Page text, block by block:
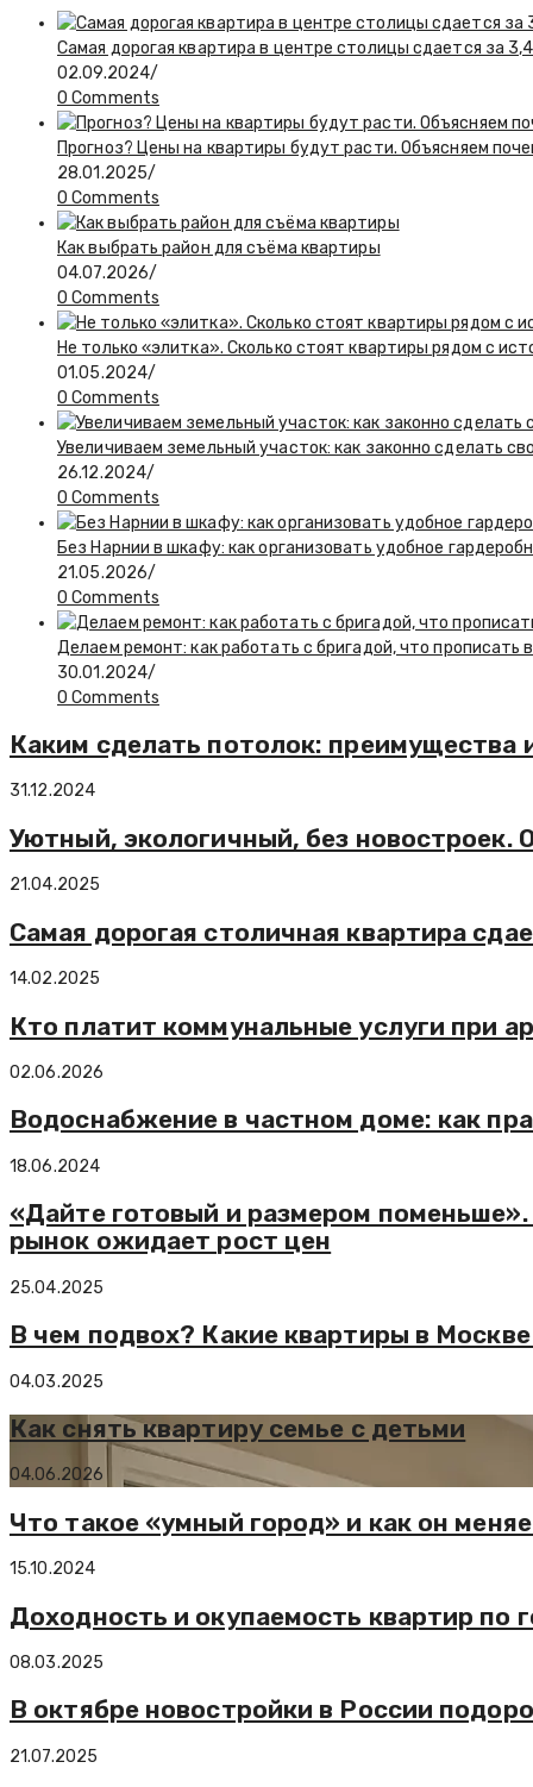
Самая дорогая квартира в центре столицы сдается за
02.09.2024/
0 Comments
Прогноз? Цены на квартиры будут расти. Объясняем
28.01.2025/
0 Comments
Как выбрать район для съёма квартиры
04.07.2026/
0 Comments
Не только «элитка». Сколько стоят квартиры рядом с
01.05.2024/
0 Comments
Увеличиваем земельный участок: как законно сделать
26.12.2024/
0 Comments
Без Нарнии в шкафу: как организовать удобное
21.05.2026/
0 Comments
Делаем ремонт: как работать с бригадой, что прописать
30.01.2024/
0 Comments
Каким сделать потолок: преимущества
31.12.2024
Уютный, экологичный, без
21.04.2025
Самая дорогая столичная квартира
14.02.2025
Кто платит коммунальные услуги при
02.06.2026
Водоснабжение в частном доме: как
18.06.2024
«Дайте готовый и размером
рынок ожидает рост цен
25.04.2025
В чем подвох? Какие квартиры в
04.03.2025
Как снять квартиру семье с детьми
04.06.2026
Что такое «умный город» и как он
15.10.2024
Доходность и окупаемость квартир
08.03.2025
В октябре новостройки в России
21.07.2025